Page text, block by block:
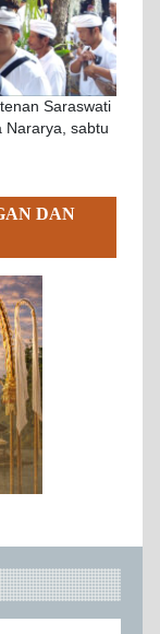
Saraswati
Nararya, sabtu
DAN